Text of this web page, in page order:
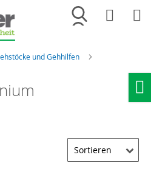
Merkliste
und Gehhilfen